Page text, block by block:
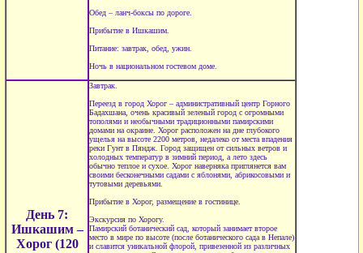
Обед – ланч-боксы по дороге.
Прибытие в Ишкашим.
Питание: завтрак, обед, ужин.
Ночь в национальном гостевом доме.
День 7:
Ишкашим –
Хорог (120
Завтрак.
Переезд в город Хорог – административный центр Горного
Бадахшана, очень красивый зеленый город с огромными
тополями и необычными традиционными памирскими
домами на окраине. Хорог расположен на дне глубокого
ущелья на высоте 2200 метров, недалеко от места впадения
реки Гунт в Пяндж. Город защищен от сильных ветров и
холодных температур в зимний период, а лето здесь
обычно теплое и сухое. Хорог наверняка приглянется вам
своими бесконечными садами с яблонями, абрикосовыми и
тутовыми деревьями.
Прибытие в Хорог, размещение в гостинице.
Экскурсия по Хорогу.
Памирский ботанический сад, который занимает второе
место в мире по высоте (после ботанического сада в Непале)
и славится уникальной флорой, привезенной из различных